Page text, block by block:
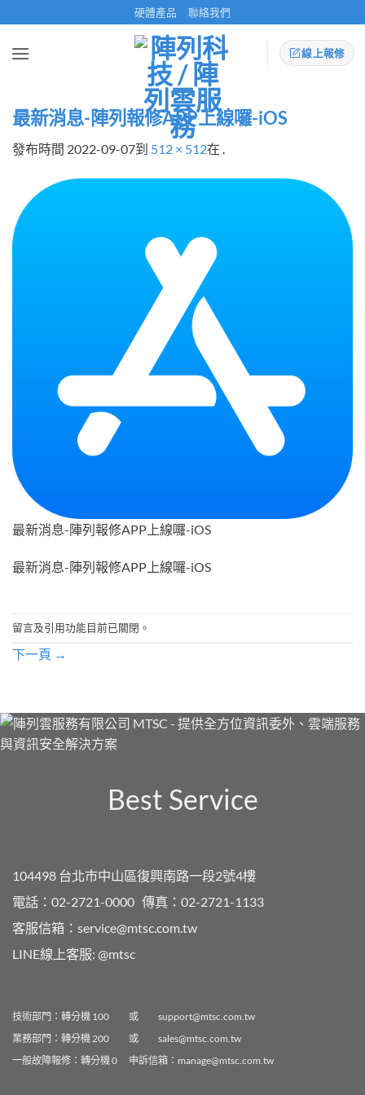
to
content
硬體產品 聯絡我們
線上報修
最新消息-陣列報修APP上線囉-iOS
發布時間 2022-09-07到 512 × 512在 .
最新消息-陣列報修APP上線囉-iOS
最新消息-陣列報修APP上線囉-iOS
留言及引用功能目前已關閉。
下一頁 →
Best Service
104498 台北市中山區復興南路一段2號4樓
電話：02-2721-0000 傳真：02-2721-1133
客服信箱： service@mtsc.com.tw
LINE線上客服: @mtsc
技術部門：轉分機 100 或 support@mtsc.com.tw
業務部門：轉分機 200 或 sales@mtsc.com.tw
一般故障報修：轉分機 0 申訴信箱： manage@mtsc.com.tw